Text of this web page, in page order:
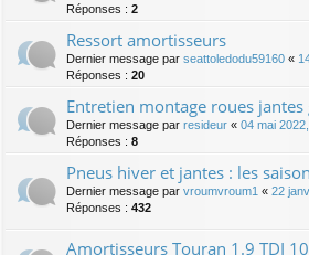
Réponses : 2
Ressort amortisseurs
Dernier message par seattoledodu59160 «
Réponses : 20
Entretien montage roues jantes
Dernier message par resideur « 04 mai
Réponses : 8
Pneus hiver et jantes : les
Dernier message par vroumvroum1 « 22
Réponses : 432
Amortisseurs Touran 1.9 TDI